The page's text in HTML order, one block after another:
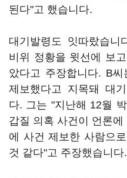
된다"고 했습니다.
대기발령도 잇따랐습
비위 정황을 윗선에 보
았다고 주장합니다. B
제보했다고 지목돼 대
다. 그는 "지난해 12월
갑질 의혹 사건이 언론
에 사건 제보한 사람으
것 같다"고 주장했습니다.